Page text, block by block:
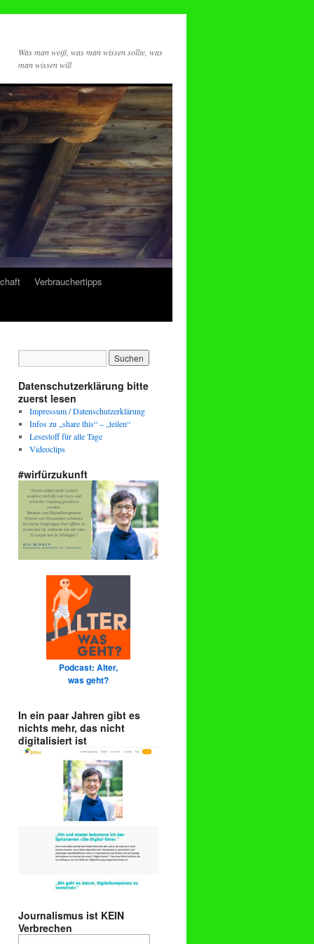
Was man weiß, was man wissen sollte, was
man wissen will
Verbrauchertipps
Datenschutzerklärung bitte
zuerst lesen
Impressum / Datenschutzerklärung
Infos zu „share this“ – „teilen“
Lesestoff für alle Tage
Videoclips
#wirfürzukunft
Podcast: Alter,
was geht?
In ein paar Jahren gibt es
nichts mehr, das nicht
digitalisiert ist
Journalismus ist KEIN
Verbrechen